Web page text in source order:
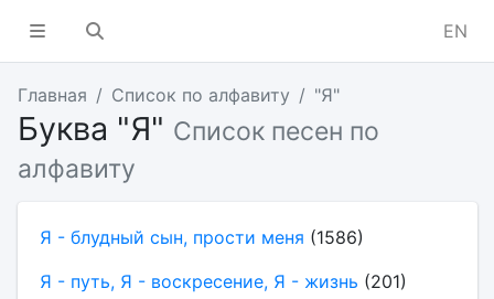
EN
Главная Список по алфавиту "Я"
Буква "Я" Список песен по
алфавиту
Я - блудный сын, прости меня (1586)
Я - путь, Я - воскресение, Я - жизнь (201)